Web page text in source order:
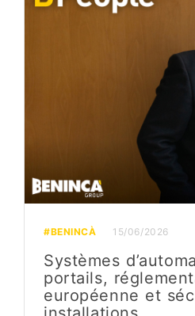
#BENINCÀ 15/06/2026
Systèmes
portails,
européenne et